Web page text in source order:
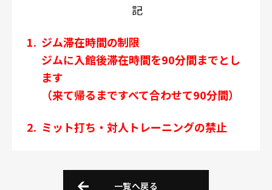
記
1. ジム滞在時間の制限
ジムに入館後滞在時間を90分間までとし
ます
（来て帰るまですべて合わせて90分間）
2. ミット打ち・対人トレーニングの禁止
一覧へ戻る